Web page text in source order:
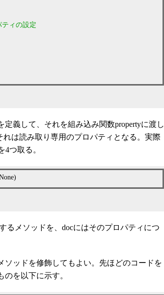
ティの設定
義して、それを組み込み関数propertyに渡し
れは読み取り専用のプロパティとなる。実際
4つ取る。
メソッドを、docにはそのプロパティにつ
ッドを修飾してもよい。先ほどのコードを
のを以下に示す。